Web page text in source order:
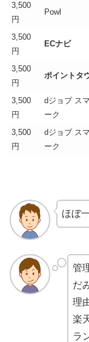
3,500
円
Powl
3,500
円
ECナビ
3,500
円
ポイントタ
3,500
円
dジョブ ス
ーク
3,500
円
dジョブ ス
ーク
ほぼ
管
だ
理
楽
ラ